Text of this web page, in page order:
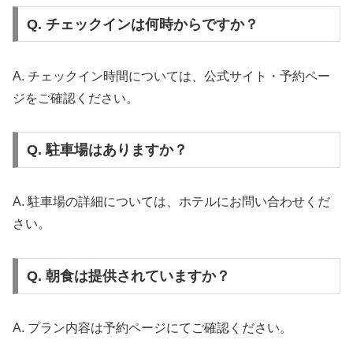
Q. チェックインは何時からですか？
A. チェックイン時間については、公式サイト・予約ペー
ジをご確認ください。
Q. 駐車場はありますか？
A. 駐車場の詳細については、ホテルにお問い合わせくだ
さい。
Q. 朝食は提供されていますか？
A. プラン内容は予約ページにてご確認ください。